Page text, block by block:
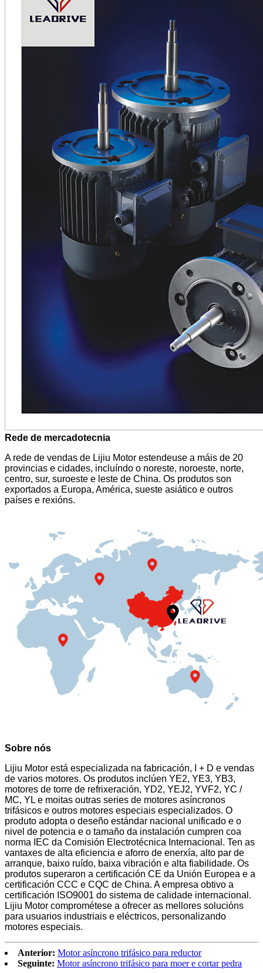
Rede de mercadotecnia
A rede de vendas de Lijiu Motor estendeuse a máis de 20
provincias e cidades, incluíndo o noreste, noroeste, norte,
centro, sur, suroeste e leste de China. Os produtos son
exportados a Europa, América, sueste asiático e outros
países e rexións.
Sobre nós
Lijiu Motor está especializada na fabricación, I + D e vendas
de varios motores. Os produtos inclúen YE2, YE3, YB3,
motores de torre de refrixeración, YD2, YEJ2, YVF2, YC /
MC, YL e moitas outras series de motores asíncronos
trifásicos e outros motores especiais especializados. O
produto adopta o deseño estándar nacional unificado e o
nivel de potencia e o tamaño da instalación cumpren coa
norma IEC da Comisión Electrotécnica Internacional. Ten as
vantaxes de alta eficiencia e aforro de enerxía, alto par de
arranque, baixo ruído, baixa vibración e alta fiabilidade. Os
produtos superaron a certificación CE da Unión Europea e a
certificación CCC e CQC de China. A empresa obtivo a
certificación ISO9001 do sistema de calidade internacional.
Lijiu Motor comprométese a ofrecer as mellores solucións
para usuarios industriais e eléctricos, personalizando
motores especiais.
Anterior: Motor asíncrono trifásico para reductor
Seguinte: Motor asíncrono trifásico para moer e cortar pedra